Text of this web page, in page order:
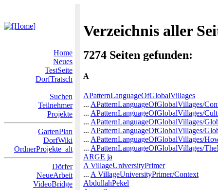
Verzeichnis aller
Home
Neues
TestSeite
DorfTratsch
Suchen
Teilnehmer
Projekte
GartenPlan
DorfWiki
OrdnerProjekte_alt
Dörfer
NeueArbeit
VideoBridge
7274 Seiten gefunden:
A
APatternLanguageOfGlobalVillages
... APatternLanguageOfGlobalVillages/
... APatternLanguageOfGlobalVillages/
... APatternLanguageOfGlobalVillages/
... APatternLanguageOfGlobalVillages/
... APatternLanguageOfGlobalVillages/
... APatternLanguageOfGlobalVillages/
ARGE ja
A VillageUniversityPrimer
... A VillageUniversityPrimer/Context
AbdullahPekel